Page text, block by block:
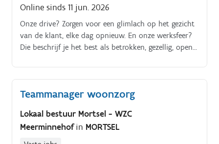
Online sinds 11 jun. 2026
Onze drive? Zorgen voor een glimlach op het gezicht
van de klant, elke dag opnieuw. En onze werksfeer?
Die beschrijf je het best als betrokken, gezellig, open
Teammanager woonzorg
Lokaal bestuur Mortsel - WZC
Meerminnehofin MORTSEL